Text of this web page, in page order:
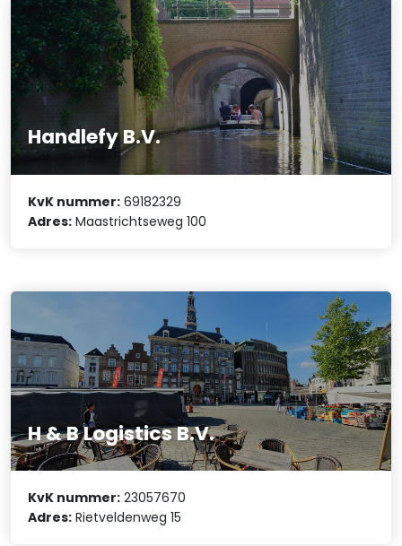
Handlefy B.V.
KvK nummer: 69182329
Adres: Maastrichtseweg 100
H & B Logistics B.V.
KvK nummer: 23057670
Adres: Rietveldenweg 15